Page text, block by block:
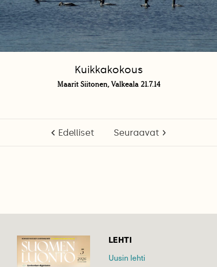
Kuikkakokous
Maarit Siitonen, Valkeala 21.7.14
Edelliset Seuraavat
LEHTI
Uusin lehti